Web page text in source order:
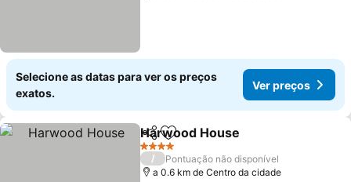
Selecione as datas para ver os preços
exatos.
Ver preços
PartilharAdicionar aos favoritos
Harwood House
4 Estrelas
/
Pontuação não disponível
a 0.6 km de Centro da cidade